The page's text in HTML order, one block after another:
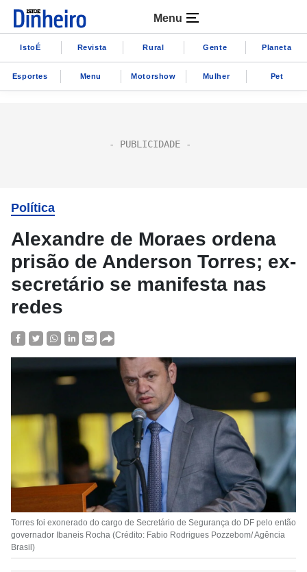
Menu
IstoÉ Revista Rural Gente Planeta
Esportes Menu Motorshow Mulher Pet
Política
Alexandre de Moraes ordena
prisão de Anderson Torres; ex-
secretário se manifesta nas
redes
Torres foi exonerado do cargo de Secretário de Segurança do DF pelo então
governador Ibaneis Rocha (Crédito: Fabio Rodrigues Pozzebom/ Agência
Brasil)